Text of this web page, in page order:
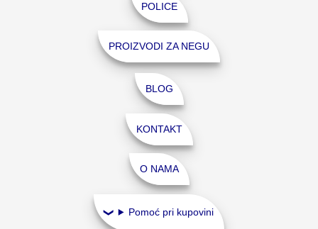
POLICE
PROIZVODI ZA NEGU
BLOG
KONTAKT
O NAMA
Pomoć pri kupovini